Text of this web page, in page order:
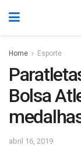
Home Esporte
Bolsa
abril 16, 2019